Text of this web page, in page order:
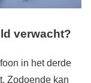
verwacht?
in het derde
Zodoende kan